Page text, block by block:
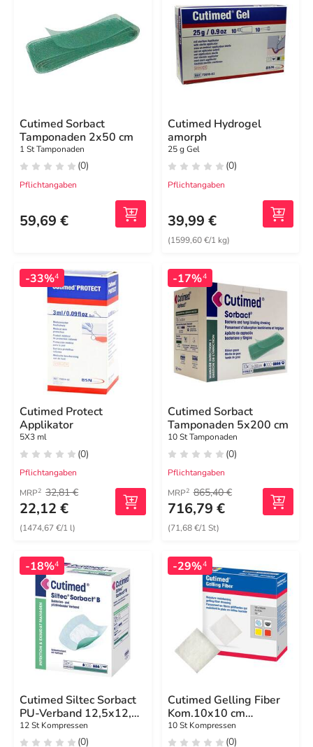
Cutimed Sorbact
Tamponaden 2x50 cm
1 St Tamponaden
(0)
Pflichtangaben
59,69 €
Cutimed Hydrogel
amorph
25 g Gel
(0)
Pflichtangaben
39,99 €
(1599,60 €/1 kg)
-33%4
Cutimed Protect
Applikator
5X3 ml
(0)
Pflichtangaben
MRP2 32,81 €
22,12 €
(1474,67 €/1 l)
-17%4
Cutimed Sorbact
Tamponaden 5x200 cm
10 St Tamponaden
(0)
Pflichtangaben
MRP2 865,40 €
716,79 €
(71,68 €/1 St)
-18%4
Cutimed Siltec Sorbact
PU-Verband 12,5x12,5
cm
12 St Kompressen
(0)
-29%4
Cutimed Gelling Fiber
Kom.10x10 cm
Hydrofaserverband
10 St Kompressen
(0)